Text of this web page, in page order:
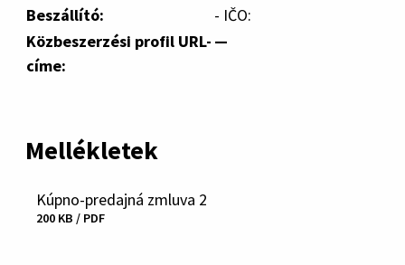
Beszállító:
- IČO:
Közbeszerzési profil URL-
címe:
—
Mellékletek
Fájl
Kúpno-predajná zmluva 2
200 KB / PDF